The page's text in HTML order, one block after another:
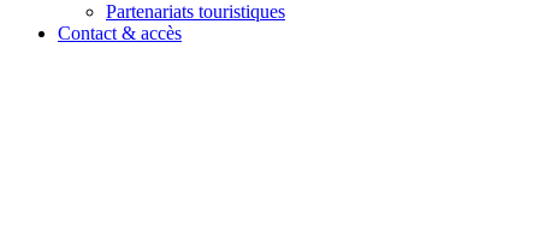
Partenariats touristiques
Contact & accès